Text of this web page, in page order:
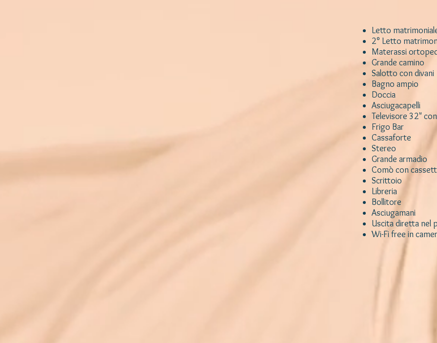
Letto
2° Letto
Materassi
Grande camino
Salotto con divani
Bagno ampio
Doccia
Asciugacapelli
Televisore 32"
Frigo Bar
Cassaforte
Stereo
Grande armadio
Comò con
Scrittoio
Libreria
Bollitore
Asciugamani
Uscita diretta nel
Wi-Fi free in